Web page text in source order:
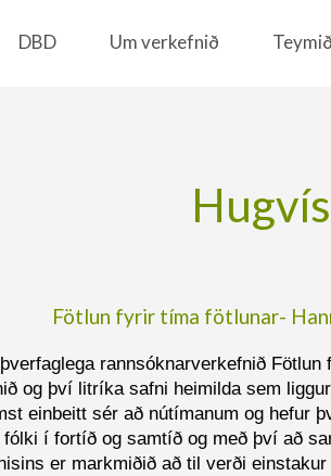
DBD Um verkefnið Teymið
Fötlun fyrir tíma fötlunar-
þverfaglega rannsóknarverkefnið
og því litríka safni heimilda sem
einbeitt sér að nútímanum og hefur
í fortíð og samtíð og með því að
er markmiðið að til verði